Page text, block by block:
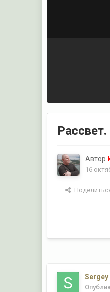
Рассвет.
Автор
16
Sergey